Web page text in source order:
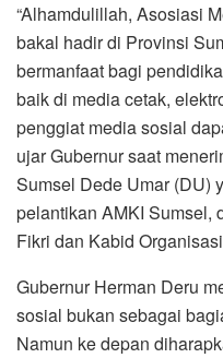
“Alhamdulillah, Asosiasi
bakal hadir di Provinsi
bermanfaat bagi
baik di media cetak,
penggiat media sosial
ujar Gubernur saat
Sumsel Dede Umar (DU)
pelantikan AMKI Sumsel,
Fikri dan Kabid
Gubernur Herman Deru
sosial bukan sebagai
Namun ke depan